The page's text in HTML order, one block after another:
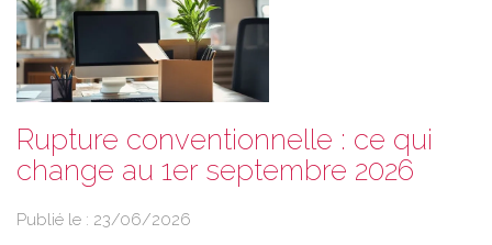
Rupture conventionnelle : ce qui
change au 1er septembre 2026
Publié le : 23/06/2026